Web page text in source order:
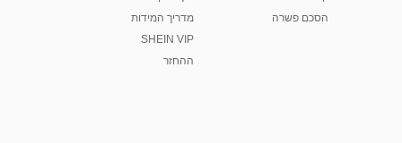
הסכם פשרה
מדריך המידות
SHEIN VIP
ההחזר